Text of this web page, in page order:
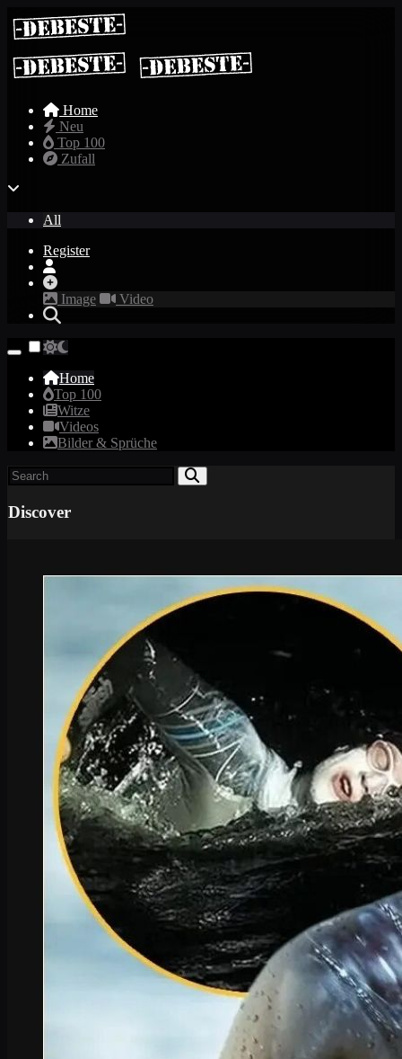
Home
Neu
Top 100
Zufall
All
Register
Image Video
Home
Top 100
Witze
Videos
Bilder & Sprüche
Discover